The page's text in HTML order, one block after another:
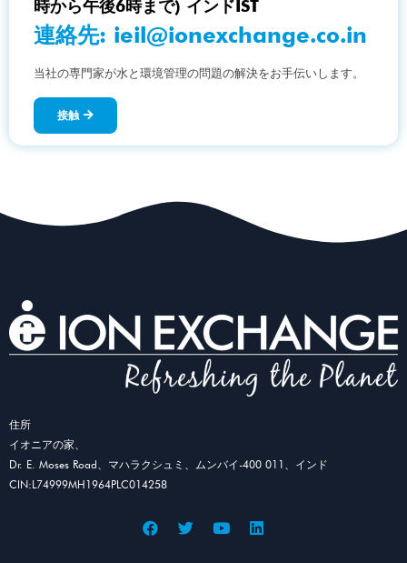
時から午後6時まで) インドIST
連絡先: ieil@ionexchange.co.in
当社の専門家が水と環境管理の問題の解決をお手伝いします。
接触
住所
イオニアの家、
Dr. E. Moses Road、マハラクシュミ、ムンバイ-400 011、インド
CIN:L74999MH1964PLC014258